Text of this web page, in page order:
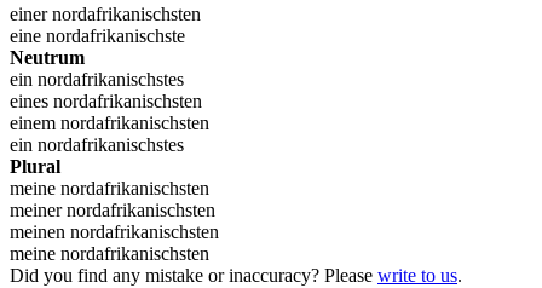
einer nordafrikanischsten
eine nordafrikanischste
Neutrum
ein nordafrikanischstes
eines nordafrikanischsten
einem nordafrikanischsten
ein nordafrikanischstes
Plural
meine nordafrikanischsten
meiner nordafrikanischsten
meinen nordafrikanischsten
meine nordafrikanischsten
Did you find any mistake or inaccuracy? Please write to us.